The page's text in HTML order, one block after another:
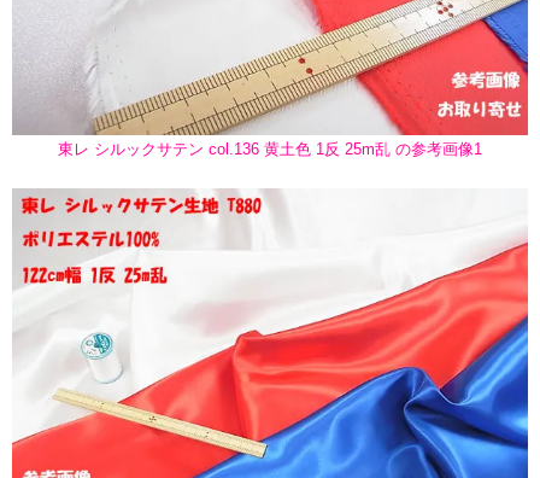
東レ シルックサテン col.136 黄土色 1反 25m乱 の参考画像1